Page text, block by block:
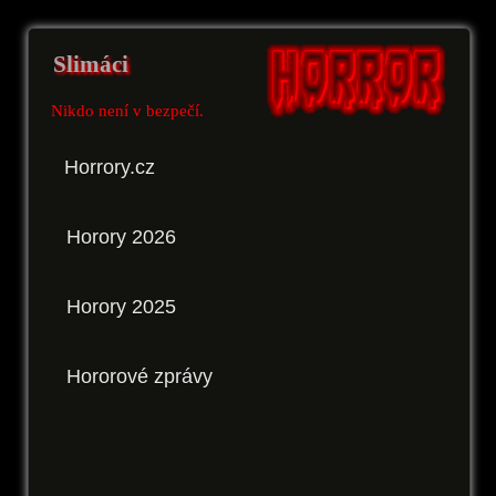
Slimáci
Nikdo není v bezpečí.
Horrory.cz
Horory 2026
Horory 2025
Hororové zprávy